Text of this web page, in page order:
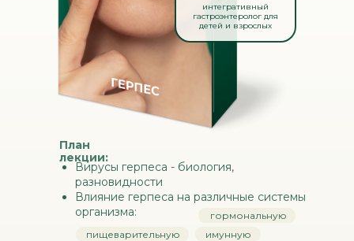
интегративный
гастроэнтеролог для
детей и взрослых
План
лекции:
Вирусы герпеса - биология,
разновидности
Влияние герпеса на различные системы
организма:
гормональную
пищеварительную имунную